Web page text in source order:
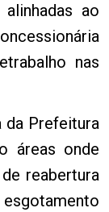
ao
nas
da Prefeitura
áreas onde
reabertura